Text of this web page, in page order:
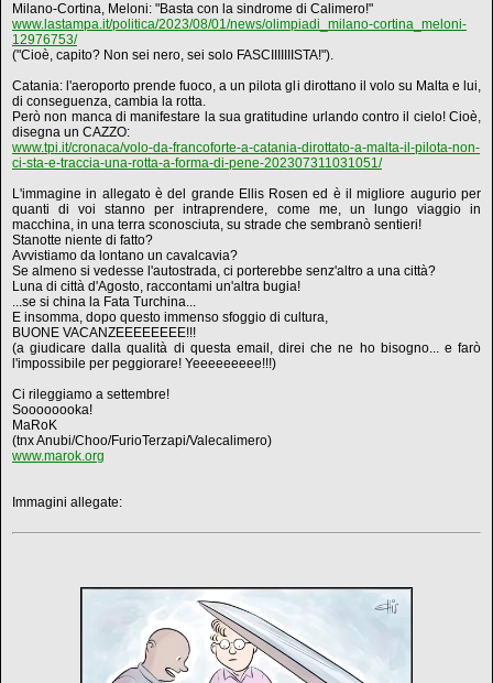
Milano-Cortina, Meloni: "Basta con la sindrome di Calimero!"
www.lastampa.it/politica/2023/08/01/news/olimpiadi_milano-cortina_meloni-
12976753/
("Cioè, capito? Non sei nero, sei solo FASCIIIIIIISTA!").
Catania: l'aeroporto prende fuoco, a un pilota gli dirottano il volo su Malta e lui,
di conseguenza, cambia la rotta.
Però non manca di manifestare la sua gratitudine urlando contro il cielo! Cioè,
disegna un CAZZO:
www.tpi.it/cronaca/volo-da-francoforte-a-catania-dirottato-a-malta-il-pilota-non-
ci-sta-e-traccia-una-rotta-a-forma-di-pene-202307311031051/
L'immagine in allegato è del grande Ellis Rosen ed è il migliore augurio per
quanti di voi stanno per intraprendere, come me, un lungo viaggio in
macchina, in una terra sconosciuta, su strade che sembranò sentieri!
Stanotte niente di fatto?
Avvistiamo da lontano un cavalcavia?
Se almeno si vedesse l'autostrada, ci porterebbe senz'altro a una città?
Luna di città d'Agosto, raccontami un'altra bugia!
...se si china la Fata Turchina...
E insomma, dopo questo immenso sfoggio di cultura,
BUONE VACANZEEEEEEEE!!!
(a giudicare dalla qualità di questa email, direi che ne ho bisogno... e farò
l'impossibile per peggiorare! Yeeeeeeeee!!!)
Ci rileggiamo a settembre!
Soooooooka!
MaRoK
(tnx Anubi/Choo/FurioTerzapi/Valecalimero)
www.marok.org
Immagini allegate: